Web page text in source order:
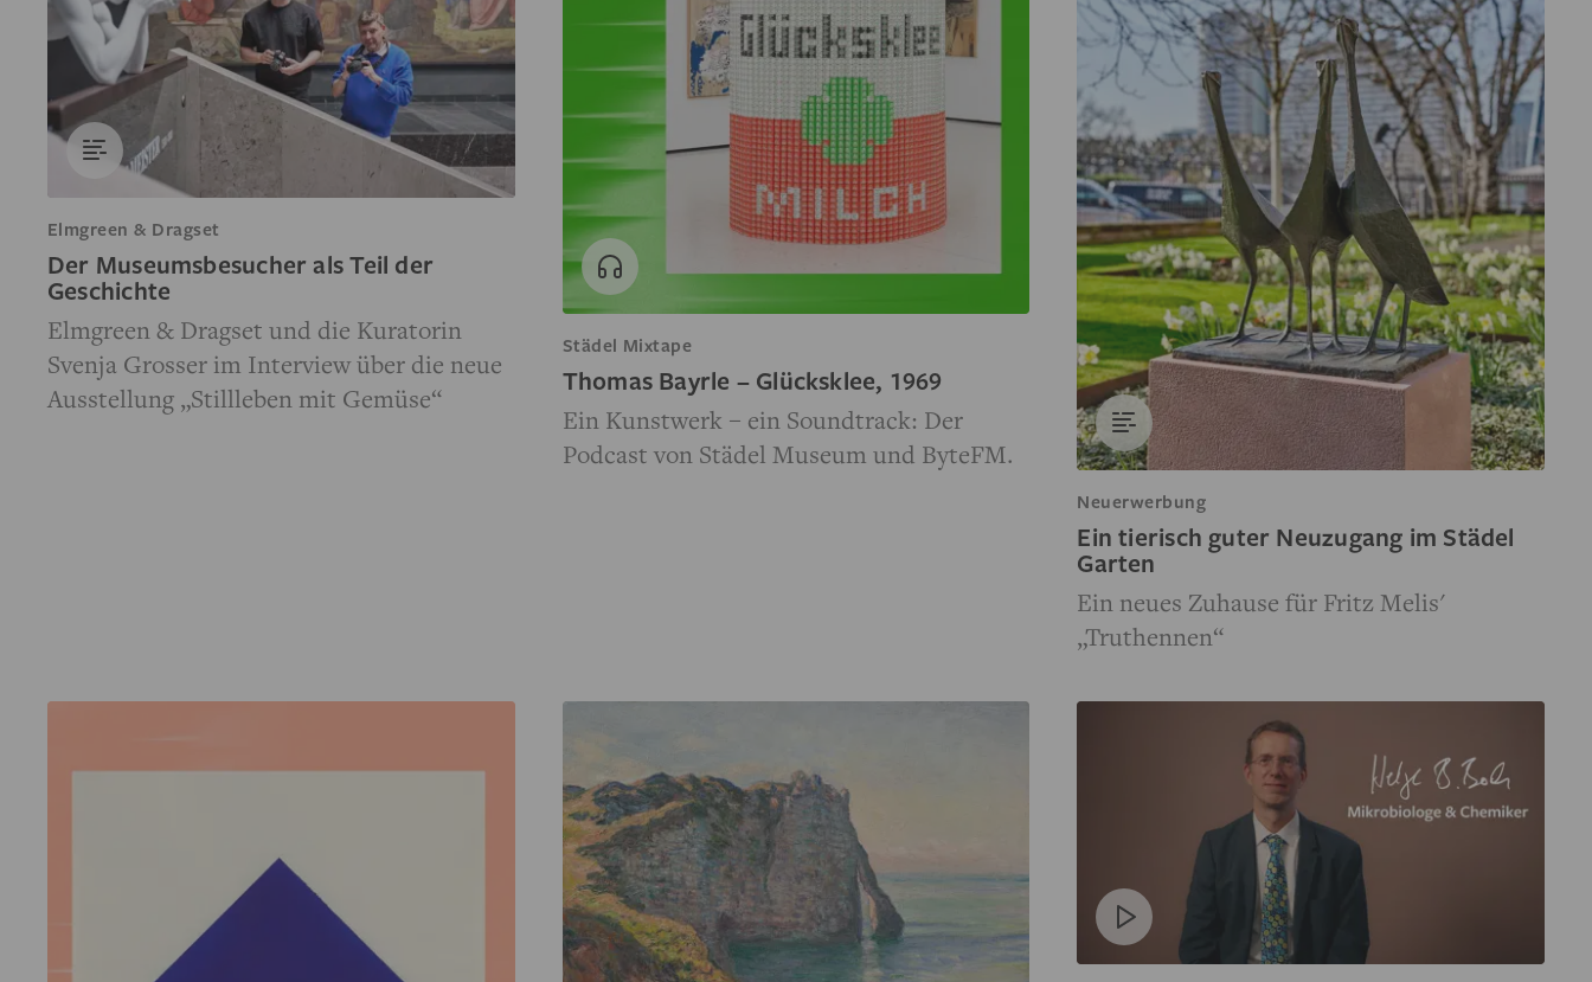
Elmgreen & Dragset
Der Museumsbesucher als Teil der
Geschichte
Elmgreen & Dragset und die Kuratorin
Svenja Grosser im Interview über die neue
Ausstellung „Stillleben mit Gemüse“
Städel Mixtape
Thomas Bayrle – Glücksklee, 1969
Ein Kunstwerk – ein Soundtrack: Der
Podcast von Städel Museum und ByteFM.
Neuerwerbung
Ein tierisch guter Neuzugang im Städel
Garten
Ein neues Zuhause für Fritz Melis'
„Truthennen“